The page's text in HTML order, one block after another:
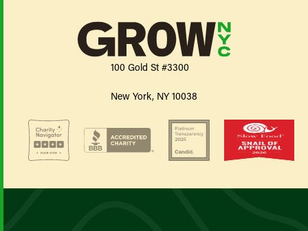
100 Gold St #3300
New York, NY 10038